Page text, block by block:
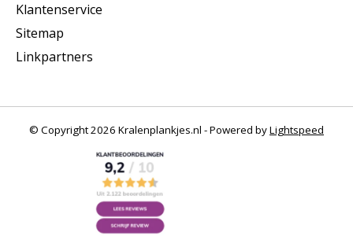
Klantenservice
Sitemap
Linkpartners
© Copyright 2026 Kralenplankjes.nl - Powered byLightspeed